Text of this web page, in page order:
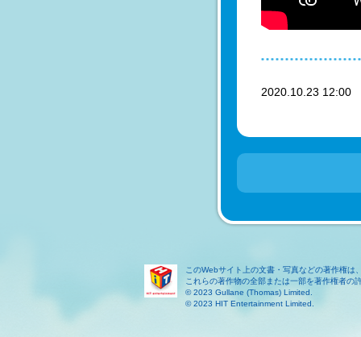
2020.10.23
このWebサイト上の文書・写真などの著作権
これらの著作物の全部または一部を著作権者の
© 2023 Gullane (Thomas) Limited.
© 2023 HIT Entertainment Limited.